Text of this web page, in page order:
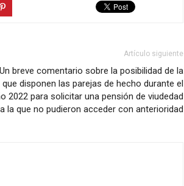
Artículo siguiente
Un breve comentario sobre la posibilidad de la
que disponen las parejas de hecho durante el
2022 para solicitar una pensión de viudedad
a la que no pudieron acceder con anterioridad